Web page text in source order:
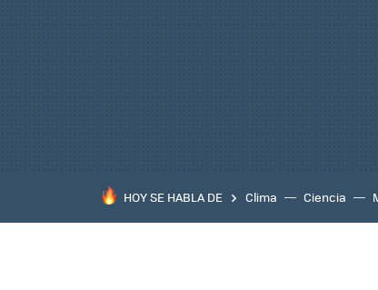
HOY SE HABLA DE Clima Ciencia